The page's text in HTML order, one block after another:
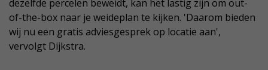
dezelfde percelen beweidt, kan het lastig zijn om out-
of-the-box naar je weideplan te kijken. 'Daarom bieden
wij nu een gratis adviesgesprek op locatie aan',
vervolgt Dijkstra.